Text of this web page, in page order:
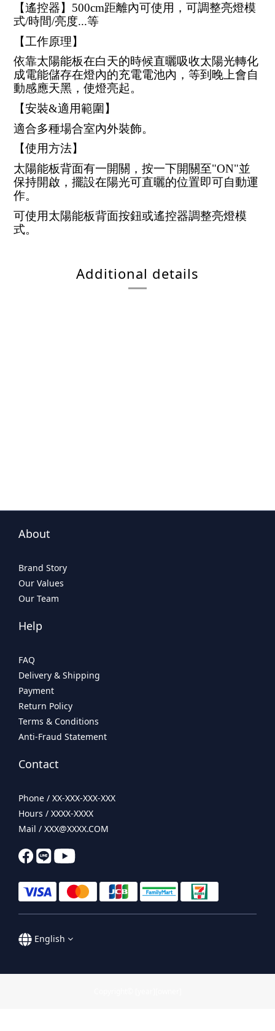
【遙控器】500cm距離內可使用，可調整亮燈模
式/時間/亮度...等
【工作原理】
依靠太陽能板在白天的時候直曬吸收太陽光轉化
成電能儲存在燈內的充電電池內，等到晚上會自
動感應天黑，使燈亮起。
【安裝&適用範圍】
適合多種場合室內外裝飾。
【使用方法】
太陽能板背面有一開關，按一下開關至"ON"並
保持開啟，擺設在陽光可直曬的位置即可自動運
作。
可使用太陽能板背面按鈕或遙控器調整亮燈模
式。
Additional details
About
Brand Story
Our Values
Our Team
Help
FAQ
Delivery & Shipping
Payment
Return Policy
Terms & Conditions
Anti-Fraud Statement
Contact
Phone / XX-XXX-XXX-XXX
Hours / XXXX-XXXX
Mail / XXX@XXXX.COM
English